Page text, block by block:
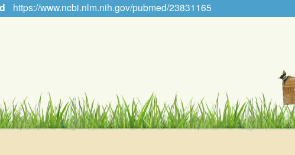
https://www.ncbi.nlm.nih.gov/pubmed/23831165